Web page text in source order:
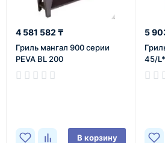
4 581 582 ₸
Гриль мангал 900 серии
PEVA BL 200
В корзину
5
45/